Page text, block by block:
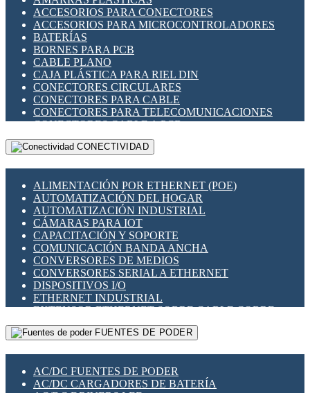
INDICADORES PARA PANEL
INTERFACES DE RELÉ
INTERRUPTORES FIN DE CARRERA
LLAVES CONMUTADORAS
MEDIDORES DE ENERGÍA Y TC'S DE CORRIENTE
MOTORES PASO A PASO
PANTALLAS HMI
PLC -CONTROLADORES LÓGICO PROGRAMABLES
PROGRAMADORES DE HORARIO
RELÉS DE PROTECCIÓN
SENSORES CAPACITIVOS
SENSORES INDUCTIVOS
TEMPORIZADORES
VARIACS
VARIADORES DE FRECUENCIA [VDF]
SECCIONADORES - INTERRUPTORES
MAQUINARIA
ACCESORIOS PARA CONECTORES
ACCESORIOS PARA MICROCONTROLADORES
BATERÍAS
BORNES PARA PCB
CABLE PLANO
CAJA PLÁSTICA PARA RIEL DIN
CONECTORES CIRCULARES
CONECTORES PARA CABLE
CONECTORES PARA TELECOMUNICACIONES
CONECTORES CABLE A PCB
CONECTORES PCB A CABLE
DIP SWITCHES
HERRAMIENTAS VARIAS
ILUMINACIÓN LED
INTERRUPTORES REED
INTERFACES DE RELÉ
OTROS RELÉS
PROTECCIÓN TÉRMICA
RELÉS AUTOMOTRICES
RELÉS DE SEÑAL
RELÉS DE ESTADO SÓLIDO SSR
RELÉS INDUSTRIALES
RELÉS MINIATURA DE POTENCIA
SENSORES MAGNÉTICOS
SWITCH Y MICROSWITCH
TARJETAS PI
CONECTIVIDAD
ALIMENTACIÓN POR ETHERNET (POE)
AUTOMATIZACIÓN DEL HOGAR
AUTOMATIZACIÓN INDUSTRIAL
CÁMARAS PARA IOT
CAPACITACIÓN Y SOPORTE
COMUNICACIÓN BANDA ANCHA
CONVERSORES DE MEDIOS
CONVERSORES SERIAL A ETHERNET
DISPOSITIVOS I/O
ETHERNET INDUSTRIAL
EXTENSOR ETHERNET SOBRE CABLE COBRE
GATEWAY LORAWAN
GESTIÓN DE REDES
PLACAS MODULARES IOT
SWITCHES Y REDES WIFI
FUENTES DE PODER
AC/DC FUENTES DE PODER
AC/DC CARGADORES DE BATERÍA